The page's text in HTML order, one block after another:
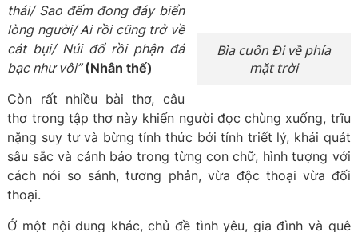
Bìa cuốn Đi về phía
mặt trời
thái/ Sao đếm đong đáy biển
lòng người/ Ai rồi cũng trở về
cát bụi/ Núi đổ rồi phận đá
bạc như vôi”(Nhân thế)
Còn rất nhiều bài thơ, câu
thơ trong tập thơ này khiến người đọc chùng xuống, trĩu
nặng suy tư và bừng tỉnh thức bởi tính triết lý, khái quát
sâu sắc và cảnh báo trong từng con chữ, hình tượng với
cách nói so sánh, tương phản, vừa độc thoại vừa đối
thoại.
Ở một nội dung khác, chủ đề tình yêu, gia đình và quê